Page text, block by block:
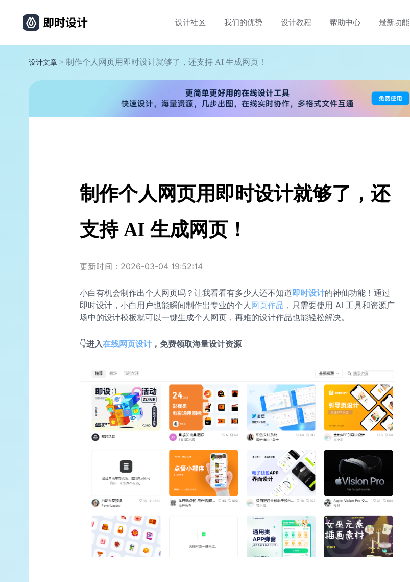
设计社区 我们的优势 设计教程 帮助中心 最新功能
设计文章 > 制作个人网页用即时设计就够了，还支持 AI 生成网页！
制作个人网页用即时设计就够了，还
支持 AI 生成网页！
更新时间：2026-03-04 19:52:14
小白有机会制作出个人网页吗？让我看看有多少人还不知道即时设计的神仙功能！通过
即时设计，小白用户也能瞬间制作出专业的个人 网页作品 ，只需要使用 AI 工具和资源广
场中的设计模板就可以一键生成个人网页，再难的设计作品也能轻松解决。
👇进入在线网页设计 ，免费领取海量设计资源